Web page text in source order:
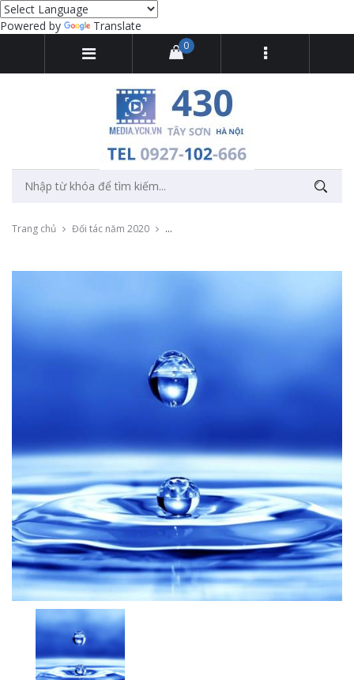
Powered by Translate
0
Trang chủ Đối tác năm 2020 Thu âm quảng cáo sản phẩm mới Máy lọc